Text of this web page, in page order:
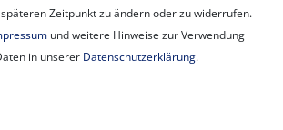
Zeitpunkt zu ändern oder zu widerrufen.
und weitere Hinweise zur Verwendung
in unserer Daten­schutz­erklärung.